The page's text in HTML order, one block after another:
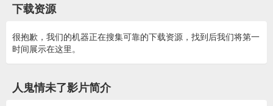
下载资源
很抱歉，我们的机器正在搜集可靠的下载资源，找到后我们将第一
时间展示在这里。
人鬼情未了影片简介